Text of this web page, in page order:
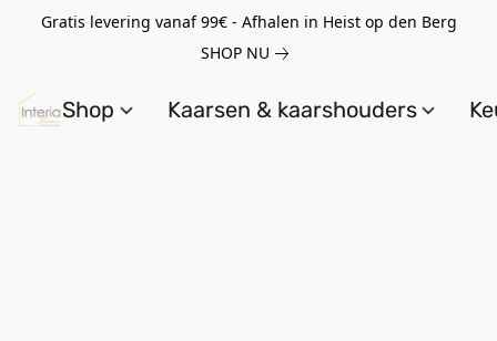
Gratis levering vanaf 99€ - Afhalen in Heist op den Berg
SHOP NU
Shop Kaarsen & kaarshouders